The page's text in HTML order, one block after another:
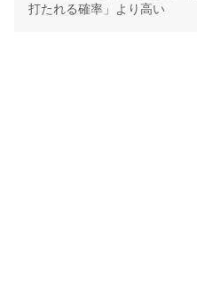
打たれる確率」より高い